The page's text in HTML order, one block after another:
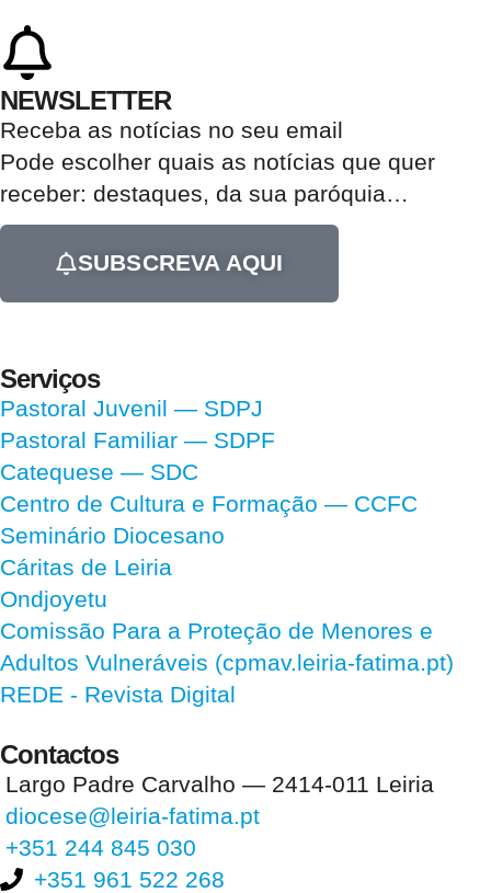
NEWSLETTER
Receba as notícias no seu email​
Pode escolher quais as notícias que quer
receber: destaques, da sua paróquia…
SUBSCREVA AQUI
Serviços
Pastoral Juvenil — SDPJ
Pastoral Familiar — SDPF
Catequese — SDC
Centro de Cultura e Formação — CCFC
Seminário Diocesano
Cáritas de Leiria
Ondjoyetu
Comissão Para a Proteção de Menores e
Adultos Vulneráveis (cpmav.leiria-fatima.pt)
REDE - Revista Digital
Contactos
Largo Padre Carvalho — 2414-011 Leiria
diocese@leiria-fatima.pt
+351 244 845 030
+351 961 522 268